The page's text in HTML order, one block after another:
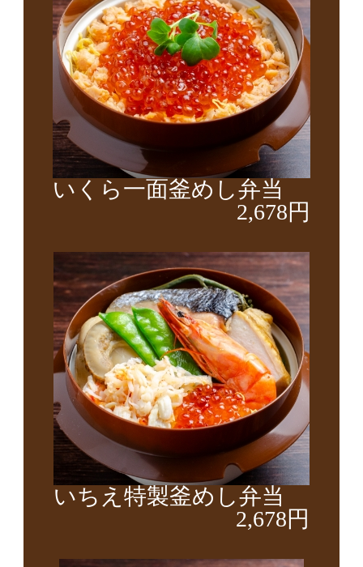
いくら一面釜めし弁当
2,678円
いちえ特製釜めし弁当
2,678円